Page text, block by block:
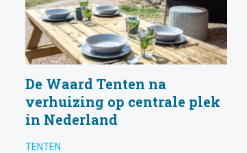
De Waard Tenten na
verhuizing op centrale plek
in Nederland
TENTEN